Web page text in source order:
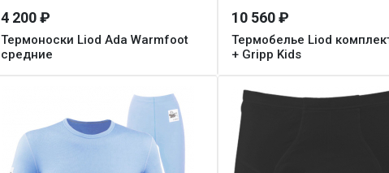
Термоноски Liod Ada Warmfoot
средние
4 200 ₽
Термобелье Liod
+ Gripp Kids
10 560 ₽